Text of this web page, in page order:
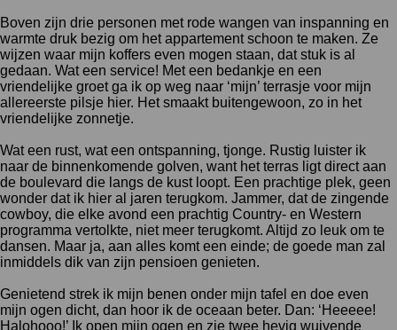
Boven zijn drie personen met rode wangen van inspanning en
warmte druk bezig om het appartement schoon te maken. Ze
wijzen waar mijn koffers even mogen staan, dat stuk is al
gedaan. Wat een service! Met een bedankje en een
vriendelijke groet ga ik op weg naar ‘mijn’ terrasje voor mijn
allereerste pilsje hier. Het smaakt buitengewoon, zo in het
vriendelijke zonnetje.
Wat een rust, wat een ontspanning, tjonge. Rustig luister ik
naar de binnenkomende golven, want het terras ligt direct aan
de boulevard die langs de kust loopt. Een prachtige plek, geen
wonder dat ik hier al jaren terugkom. Jammer, dat de zingende
cowboy, die elke avond een prachtig Country- en Western
programma vertolkte, niet meer terugkomt. Altijd zo leuk om te
dansen. Maar ja, aan alles komt een einde; de goede man zal
inmiddels dik van zijn pensioen genieten.
Genietend strek ik mijn benen onder mijn tafel en doe even
mijn ogen dicht, dan hoor ik de oceaan beter. Dan: ‘Heeeee!
Halohooo!’ Ik open mijn ogen en zie twee hevig wuivende